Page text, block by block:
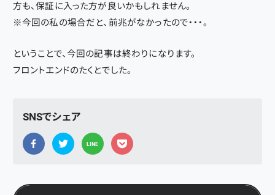
方も、保証に入った方が良いかもしれません。
※今回の私の場合だと、前兆がなかったので・・・。
ということで、今回の記事は終わりになります。
フロントエンドのたくとでした。
SNSでシェア
LINE